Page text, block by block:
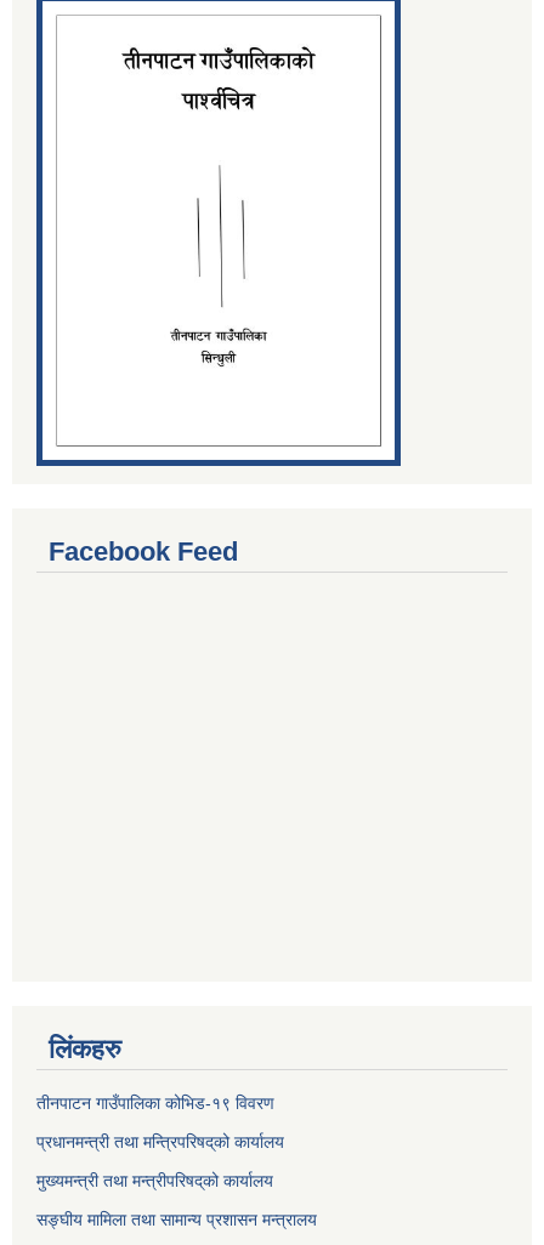
Facebook Feed
लिंकहरु
तीनपाटन गाउँपालिका कोभिड-१९ विवरण
प्रधानमन्त्री तथा मन्त्रिपरिषद्‌को कार्यालय
मुख्यमन्त्री तथा मन्त्रीपरिषद्‌को कार्यालय
सङ्घीय मामिला तथा सामान्य प्रशासन मन्त्रालय